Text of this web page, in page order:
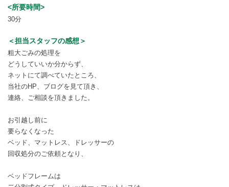
<所要時間>
30分
＜担当スタッフの感想＞
粗大ごみの処理を
どうしていいか分からず、
ネットにて調べていたところ、
当社のHP、ブログを見て頂き、
連絡、ご相談を頂きました。
お引越し前に
要らなくなった
ベッド、マットレス、ドレッサーの
回収処分のご依頼となり、
ベッドフレームは